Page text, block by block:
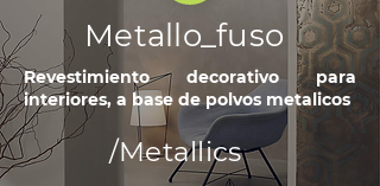
Metallo_fuso
Revestimiento decorativo para
interiores, a base de polvos metalicos
/Metallics